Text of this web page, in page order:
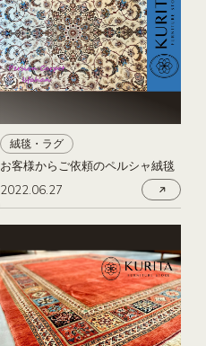
絨毯・ラグ
お客様からご依頼のペルシャ絨毯
2022.06.27